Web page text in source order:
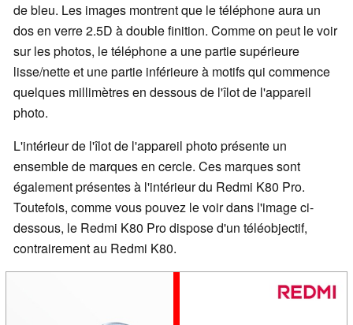
de bleu. Les images montrent que le téléphone aura un
dos en verre 2.5D à double finition. Comme on peut le voir
sur les photos, le téléphone a une partie supérieure
lisse/nette et une partie inférieure à motifs qui commence
quelques millimètres en dessous de l'îlot de l'appareil
photo.
L'intérieur de l'îlot de l'appareil photo présente un
ensemble de marques en cercle. Ces marques sont
également présentes à l'intérieur du Redmi K80 Pro.
Toutefois, comme vous pouvez le voir dans l'image ci-
dessous, le Redmi K80 Pro dispose d'un téléobjectif,
contrairement au Redmi K80.